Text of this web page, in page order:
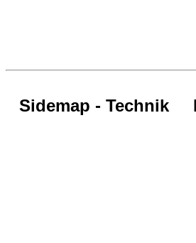
Sidemap - Technik